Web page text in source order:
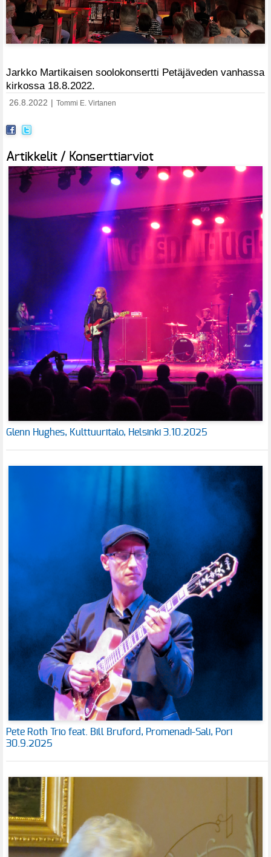
Jarkko Martikaisen soolokonsertti Petäjäveden vanhassa
kirkossa 18.8.2022.
26.8.2022 Tommi E. Virtanen
Artikkelit / Konserttiarviot
Glenn Hughes, Kulttuuritalo, Helsinki 3.10.2025
Pete Roth Trio feat. Bill Bruford, Promenadi-Sali, Pori
30.9.2025